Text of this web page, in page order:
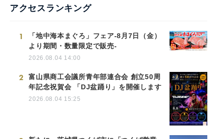
アクセスランキング
1
「地中海本まぐろ」フェア-8月7日（金）
より期間・数量限定で販売-
2026.08.04 14:00
2
富山県商工会議所青年部連合会 創立50周
年記念祝賀会 「DJ盆踊り」を開催します
2026.08.04 15:25